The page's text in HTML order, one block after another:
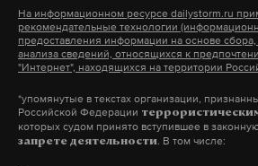
На информационном ресурсе dailystorm.ru
рекомендательные технологии
предоставления информации на основе сбора,
анализа сведений, относящихся к
"Интернет", находящихся на территории
*упомянутые в текстах организации,
Российской Федерации
которых судом принято вступившее в
запрете деятельности. В том числе: